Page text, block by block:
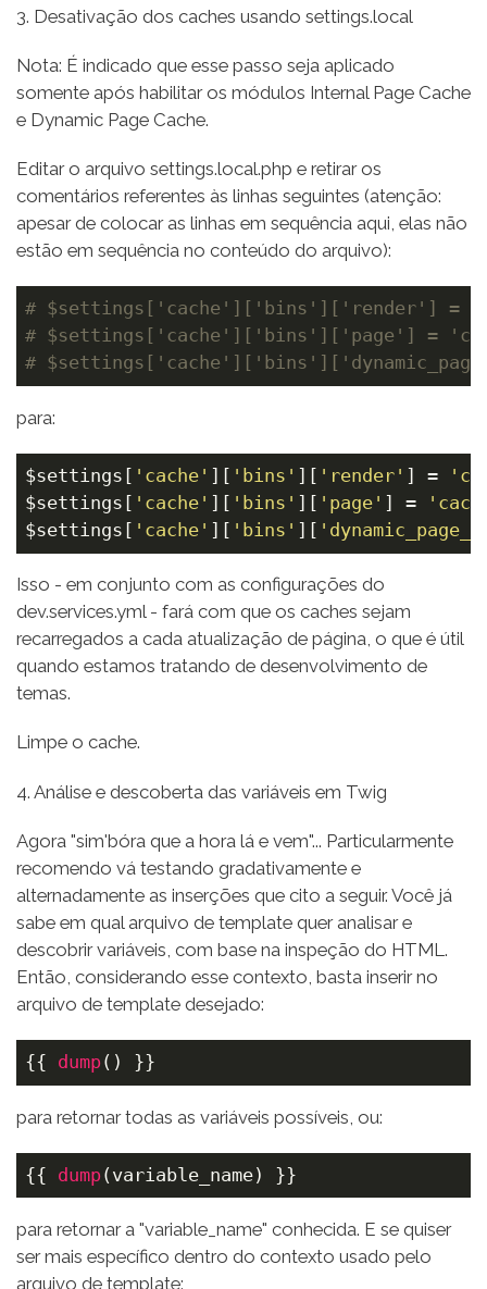
3. Desativação dos caches usando settings.local
Nota: É indicado que esse passo seja aplicado
somente após habilitar os módulos Internal Page Cache
e Dynamic Page Cache.
Editar o arquivo settings.local.php e retirar os
comentários referentes às linhas seguintes (atenção:
apesar de colocar as linhas em sequência aqui, elas não
estão em sequência no conteúdo do arquivo):
# $settings['cache']['bins']['render'] =
# $settings['cache']['bins']['page'] =
#
para:
$settings [ 'cache' ][ 'bins' ][ 'render' ] =
$settings [ 'cache' ][ 'bins' ][ 'page' ] =
$settings [ 'cache' ][ 'bins' ][
Isso - em conjunto com as configurações do
dev.services.yml - fará com que os caches sejam
recarregados a cada atualização de página, o que é útil
quando estamos tratando de desenvolvimento de
temas.
Limpe o cache.
4. Análise e descoberta das variáveis em Twig
Agora "sim'bóra que a hora lá e vem"... Particularmente
recomendo vá testando gradativamente e
alternadamente as inserções que cito a seguir. Você já
sabe em qual arquivo de template quer analisar e
descobrir variáveis, com base na inspeção do HTML.
Então, considerando esse contexto, basta inserir no
arquivo de template desejado:
{{ dump() }}
para retornar todas as variáveis possíveis, ou:
{{ dump(variable_name) }}
para retornar a "variable_name" conhecida. E se quiser
ser mais específico dentro do contexto usado pelo
arquivo de template: